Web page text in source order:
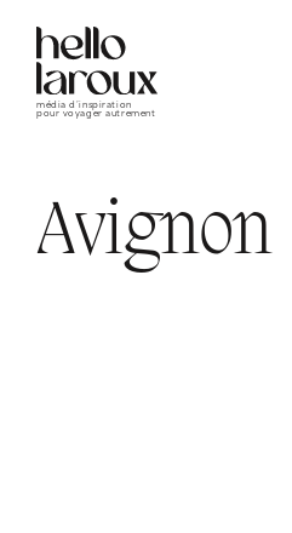
média d’inspiration
pour voyager autrement
Avignon